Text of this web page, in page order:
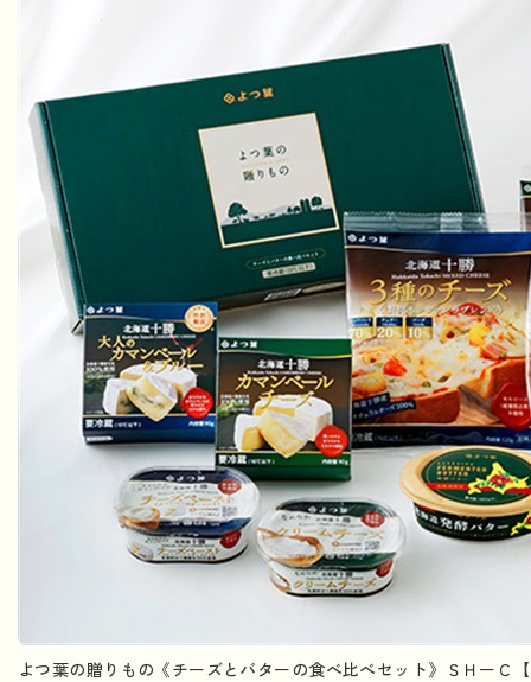
よつ葉の贈りもの《チーズとバターの食べ比べセット》ＳＨーＣ